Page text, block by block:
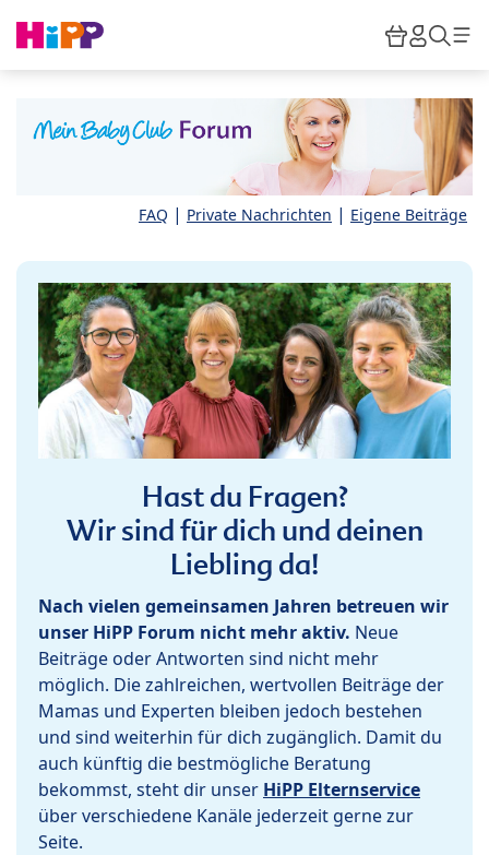
HiPP
FAQ | Private Nachrichten | Eigene Beiträge
Hast du Fragen?
Wir sind für dich und deinen
Liebling da!
Nach vielen gemeinsamen Jahren betreuen wir
unser HiPP Forum nicht mehr aktiv. Neue
Beiträge oder Antworten sind nicht mehr
möglich. Die zahlreichen, wertvollen Beiträge der
Mamas und Experten bleiben jedoch bestehen
und sind weiterhin für dich zugänglich. Damit du
auch künftig die bestmögliche Beratung
bekommst, steht dir unser HiPP Elternservice
über verschiedene Kanäle jederzeit gerne zur
Seite.